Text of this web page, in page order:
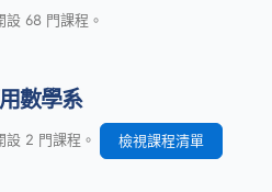
設 68 門課程。
數學系
設 2 門課程。 檢視課程清單